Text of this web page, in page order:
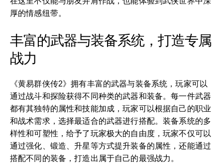
厚的情感纽带。
丰富的武器与装备系统，打造专属
战力
《黄易群侠传2》拥有丰富的武器与装备系统，玩家可以
通过战斗和探险获得不同种类的武器和装备。每一件武器
都有其独特的属性和技能加成，玩家可以根据自己的职业
和战术需求，选择最适合的武器进行搭配。装备系统的多
样性和可塑性，给予了玩家极大的自由度，玩家不仅可以
通过强化、锻造、升星等方式提升装备的属性，还能通过
搭配不同的装备，打造出属于自己的最强战力。